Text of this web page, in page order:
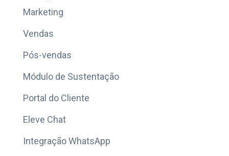
Marketing
Vendas
Pós-vendas
Módulo de Sustentação
Portal do Cliente
Eleve Chat
Integração WhatsApp